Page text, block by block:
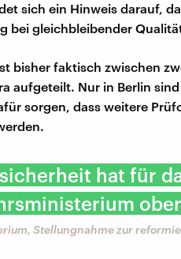
sich ein Hinweis darauf,
bei gleichbleibender
bisher faktisch zwischen
aufgeteilt. Nur in Berlin
sorgen, dass weitere
hat für
Stellungnahme zur